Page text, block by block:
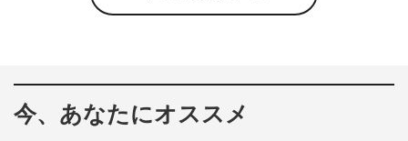
今、あなたにオススメ